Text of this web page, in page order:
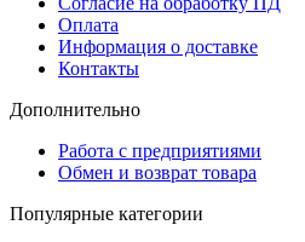
Оплата
Информация о доставке
Контакты
Дополнительно
Работа с предприятиями
Обмен и возврат товара
Популярные категории